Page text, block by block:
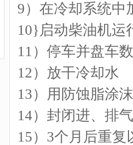
9）在冷却系统中
10}启动柴油机运
11）停车并盘车
12）放干冷却水
13）用防蚀脂涂
14）封闭进、排
15）3个月后重复